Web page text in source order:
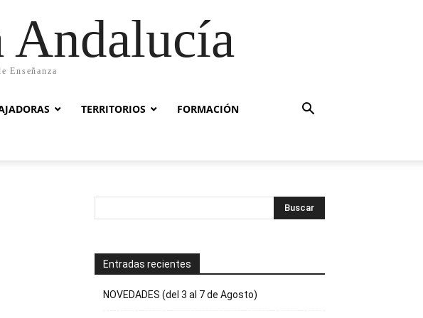
Andalucía
Enseñanza
TERRITORIOS FORMACIÓN
Entradas recientes
NOVEDADES (del 3 al 7 de Agosto)